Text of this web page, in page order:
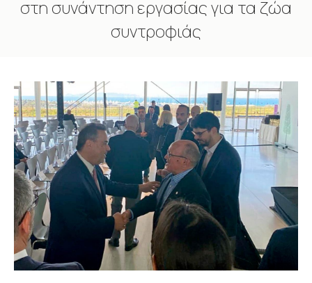
στη συνάντηση εργασίας για τα ζώα
συντροφιάς